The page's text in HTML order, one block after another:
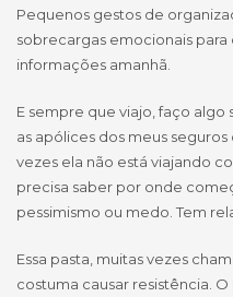
Pequenos gestos de
sobrecargas emocionais
informações amanhã.
E sempre que viajo, faço algo
as apólices dos meus
vezes ela não está viajando
precisa saber por onde
pessimismo ou medo. Tem
Essa pasta, muitas vezes
costuma causar resistência.